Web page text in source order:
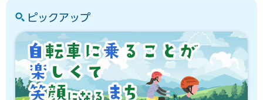
ピックアップ